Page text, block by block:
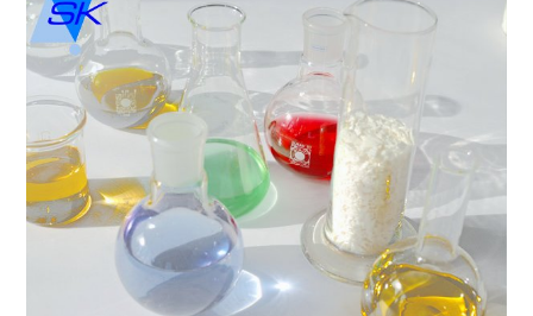
Corrosion Inhibitor PM 2
Corrosionsinhibitor TACT 50
Corrosionsinhibitor TACT 50 LV
Corrosionsinhibitor TACT 85